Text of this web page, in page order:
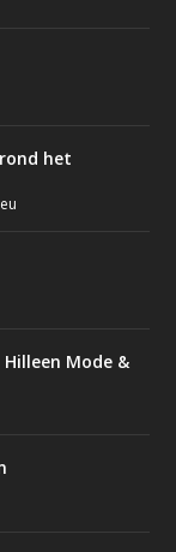
het
Hilleen Mode &